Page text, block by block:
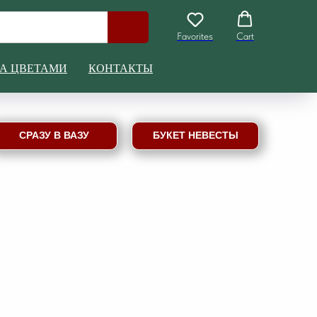
Favorites Cart
ЦВЕТАМИ КОНТАКТЫ
БУКЕТ НЕВЕСТЫ
СРАЗУ В ВАЗУ